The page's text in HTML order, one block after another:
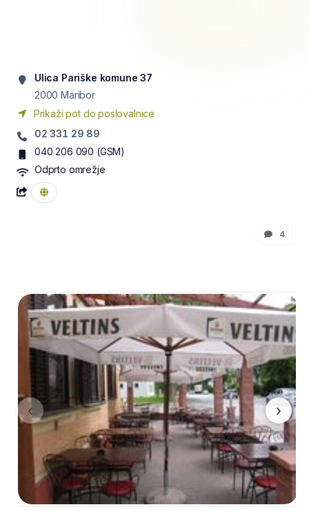
Ulica Pariške komune 37
2000 Maribor
Prikaži pot do poslovalnice
02 331 29 89
040 206 090 (GSM)
Odprto omrežje
4
‹ ›